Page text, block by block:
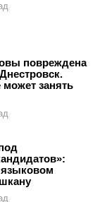
повреждена
может занять